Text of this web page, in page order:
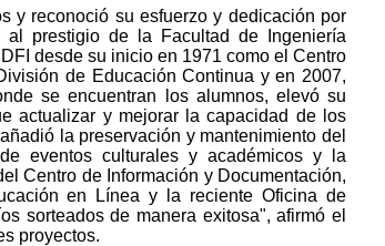
y reconoció su esfuerzo y dedicación por
prestigio de la Facultad de Ingeniería
desde su inicio en 1971 como el Centro
de Educación Continua y en 2007,
se encuentran los alumnos, elevó su
actualizar y mejorar la capacidad de los
la preservación y mantenimiento del
eventos culturales y académicos y la
Centro de Información y Documentación,
en Línea y la reciente Oficina de
sorteados de manera exitosa", afirmó el
proyectos.